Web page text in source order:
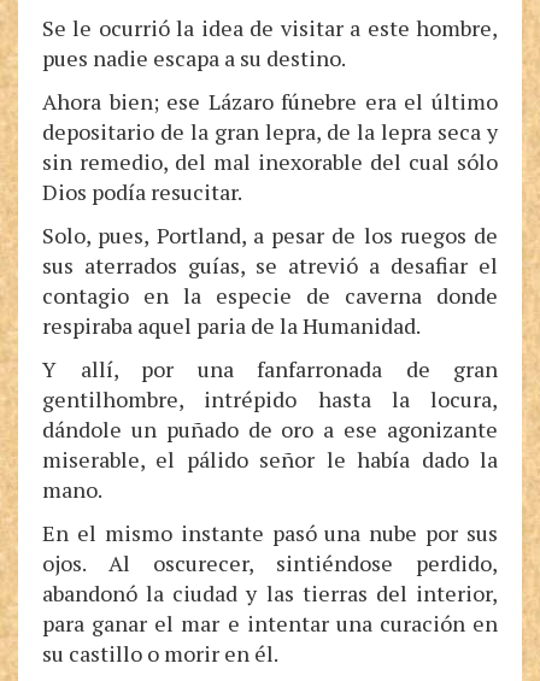
Se le ocurrió la idea de visitar a este hombre,
pues nadie escapa a su destino.
Ahora bien; ese Lázaro fúnebre era el último
depositario de la gran lepra, de la lepra seca y
sin remedio, del mal inexorable del cual sólo
Dios podía resucitar.
Solo, pues, Portland, a pesar de los ruegos de
sus aterrados guías, se atrevió a desafiar el
contagio en la especie de caverna donde
respiraba aquel paria de la Humanidad.
Y allí, por una fanfarronada de gran
gentilhombre, intrépido hasta la locura,
dándole un puñado de oro a ese agonizante
miserable, el pálido señor le había dado la
mano.
En el mismo instante pasó una nube por sus
ojos. Al oscurecer, sintiéndose perdido,
abandonó la ciudad y las tierras del interior,
para ganar el mar e intentar una curación en
su castillo o morir en él.